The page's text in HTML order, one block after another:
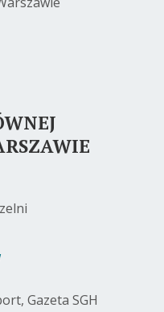
Gazeta SGH